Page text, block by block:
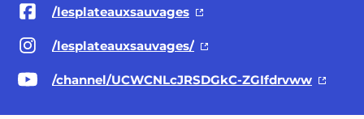
/lesplateauxsauvages
/lesplateauxsauvages/
/channel/UCWCNLcJRSDGkC-ZGIfdrvww